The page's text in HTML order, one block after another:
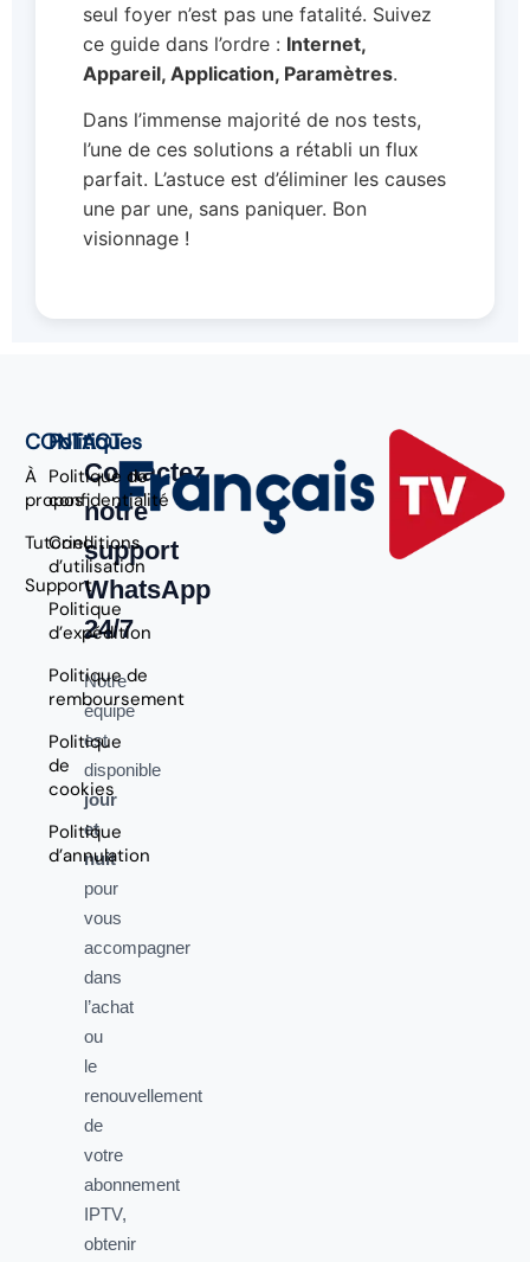
seul foyer n’est pas une fatalité. Suivez
ce guide dans l’ordre : Internet,
Appareil, Application, Paramètres.
Dans l’immense majorité de nos tests,
l’une de ces solutions a rétabli un flux
parfait. L’astuce est d’éliminer les causes
une par une, sans paniquer. Bon
visionnage !
CONTACT
À
propos
Tutoriel
Support
Politiques
Politique de
confidentialité
Conditions
d’utilisation
Politique
d’expédition
Politique de
remboursement
Politique
de
cookies
Politique
d’annulation
Contactez
notre
support
WhatsApp
24/7
Notre
équipe
est
disponible
jour
et
nuit
pour
vous
accompagner
dans
l’achat
ou
le
renouvellement
de
votre
abonnement
IPTV,
obtenir